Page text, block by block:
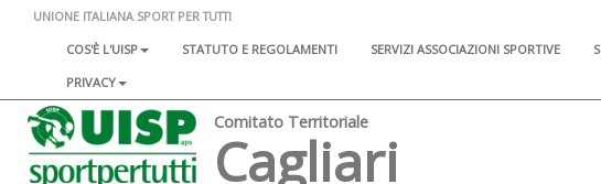
UNIONE ITALIANA SPORT PER TUTTI
COS'È L'UISP
STATUTO E REGOLAMENTI SERVIZI ASSOCIAZIONI SPORTIVE
PRIVACY
Comitato Territoriale
Cagliari